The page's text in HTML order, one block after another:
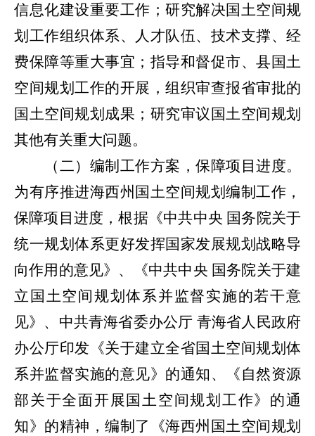
信息化建设重要工作；研究解决国土空间规
划工作组织体系、人才队伍、技术支撑、经
费保障等重大事宜；指导和督促市、县国土
空间规划工作的开展，组织审查报省审批的
国土空间规划成果；研究审议国土空间规划
其他有关重大问题。
（二）编制工作方案，保障项目进度。
为有序推进海西州国土空间规划编制工作，
保障项目进度，根据《中共中央 国务院关于
统一规划体系更好发挥国家发展规划战略导
向作用的意见》、《中共中央 国务院关于建
立国土空间规划体系并监督实施的若干意
见》、中共青海省委办公厅 青海省人民政府
办公厅印发《关于建立全省国土空间规划体
系并监督实施的意见》的通知、《自然资源
部关于全面开展国土空间规划工作》的通
知》的精神，编制了《海西州国土空间规划